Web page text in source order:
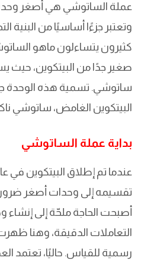
عملة الساتوشي هي أصغر
وتعتبر جزءًا أساسيًا من البنية
كثيرون يتساءلون ماهو
ساتوشي. تسمية هذه الوحدة
البيتكوين الغامض، ساتوشي
بداية عملة الساتوشي
تقسيمه إلى وحدات أصغر
أصبحت الحاجة ملحّة إلى
التعاملات الدقيقة، وهنا
رسمية للقياس. حاليًا، تعتمد